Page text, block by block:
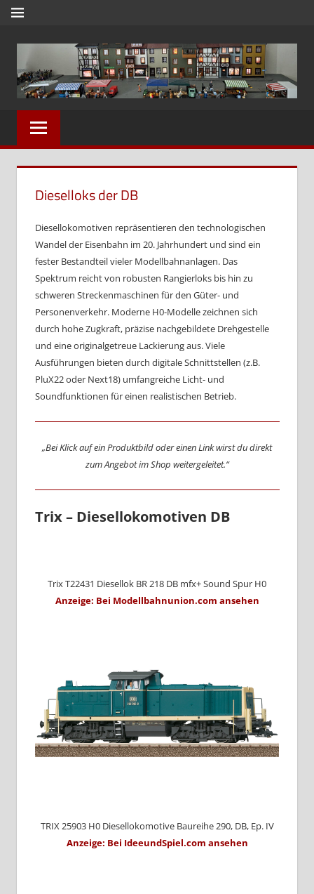
Zum
MENÜ
Modellbauwelt24
Modell
und
Dioramenbau
in
1zu87,
Reisebilder
Dieselloks der DB
Diesellokomotiven repräsentieren den technologischen
Wandel der Eisenbahn im 20. Jahrhundert und sind ein
fester Bestandteil vieler Modellbahnanlagen. Das
Spektrum reicht von robusten Rangierloks bis hin zu
schweren Streckenmaschinen für den Güter- und
Personenverkehr. Moderne H0-Modelle zeichnen sich
durch hohe Zugkraft, präzise nachgebildete Drehgestelle
und eine originalgetreue Lackierung aus. Viele
Ausführungen bieten durch digitale Schnittstellen (z.B.
PluX22 oder Next18) umfangreiche Licht- und
Soundfunktionen für einen realistischen Betrieb.
„Bei Klick auf ein Produktbild oder einen Link wirst du direkt
zum Angebot im Shop weitergeleitet.“
Trix – Diesellokomotiven DB
Trix T22431 Diesellok BR 218 DB mfx+ Sound Spur H0
Anzeige: Bei Modellbahnunion.com ansehen
TRIX 25903 H0 Diesellokomotive Baureihe 290, DB, Ep. IV
Anzeige: Bei IdeeundSpiel.com ansehen